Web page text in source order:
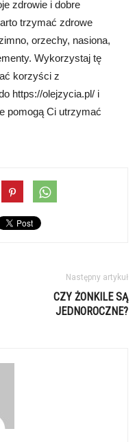
zdrowie i dobre
trzymać zdrowe
orzechy, nasiona,
Wykorzystaj tę
korzyści z
https://olejzycia.pl/ i
pomogą Ci utrzymać
Następny artykuł
CZY ŻONKILE SĄ
JEDNOROCZNE?